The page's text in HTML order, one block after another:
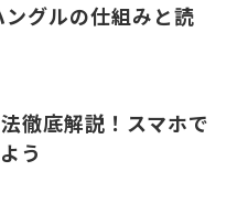
グルの仕組みと読
徹底解説！スマホで
う